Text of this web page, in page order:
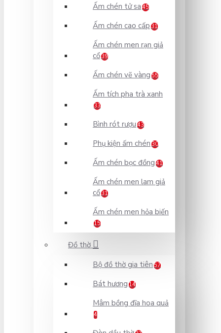
Ấm chén tử sa 45
Ấm chén cao cấp 31
Ấm chén men rạn giả
cổ39
Ấm chén vẽ vàng 55
Ấm tích pha trà xanh
33
Bình rót rượu 43
Phụ kiện ấm chén 30
Ấm chén bọc đồng 41
Ấm chén men lam giả
cổ31
Ấm chén men hỏa biến
15
Đồ thờ
Bộ đồ thờ gia tiên 57
Bát hương 14
Mâm bồng đĩa hoa quả
4